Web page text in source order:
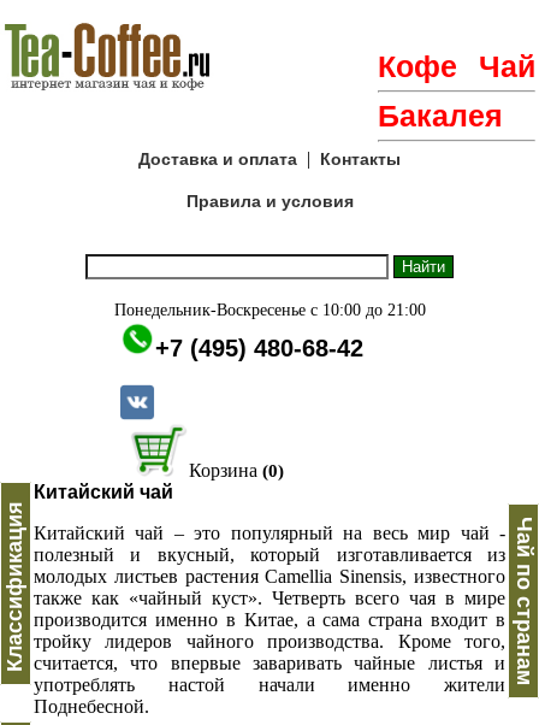
Кофе
Чай
Бакалея
Доставка и оплата | Контакты
Правила и условия
Понедельник-Воскресенье с 10:00 до 21:00
+7 (495) 480-68-42
Корзина (0)
Классификация
Китайский чай
Китайский чай – это популярный на весь мир чай -
полезный и вкусный, который изготавливается из
молодых листьев растения Camellia Sinensis, известного
также как «чайный куст». Четверть всего чая в мире
производится именно в Китае, а сама страна входит в
тройку лидеров чайного производства. Кроме того,
считается, что впервые заваривать чайные листья и
употреблять настой начали именно жители
Поднебесной.
Чай по странам